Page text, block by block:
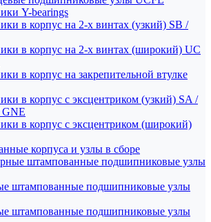
Y-bearings
в корпус на 2-х винтах (узкий) SB /
в корпус на 2-х винтах (широкий) UC
в корпус на закрепительной втулке
в корпус с эксцентриком (узкий) SA /
в корпус с эксцентриком (широкий)
корпуса и узлы в сборе
штампованные подшипниковые узлы
штампованные подшипниковые узлы
штампованные подшипниковые узлы